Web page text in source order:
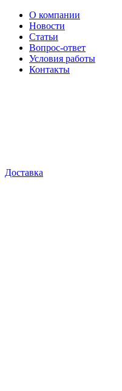
О компании
Новости
Статьи
Вопрос-ответ
Условия работы
Контакты
Доставка